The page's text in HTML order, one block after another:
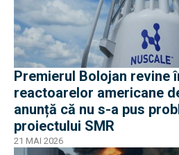
Premierul Bolojan revine
reactoarelor americane
anunță că nu s-a pus
proiectului SMR
21 MAI 2026